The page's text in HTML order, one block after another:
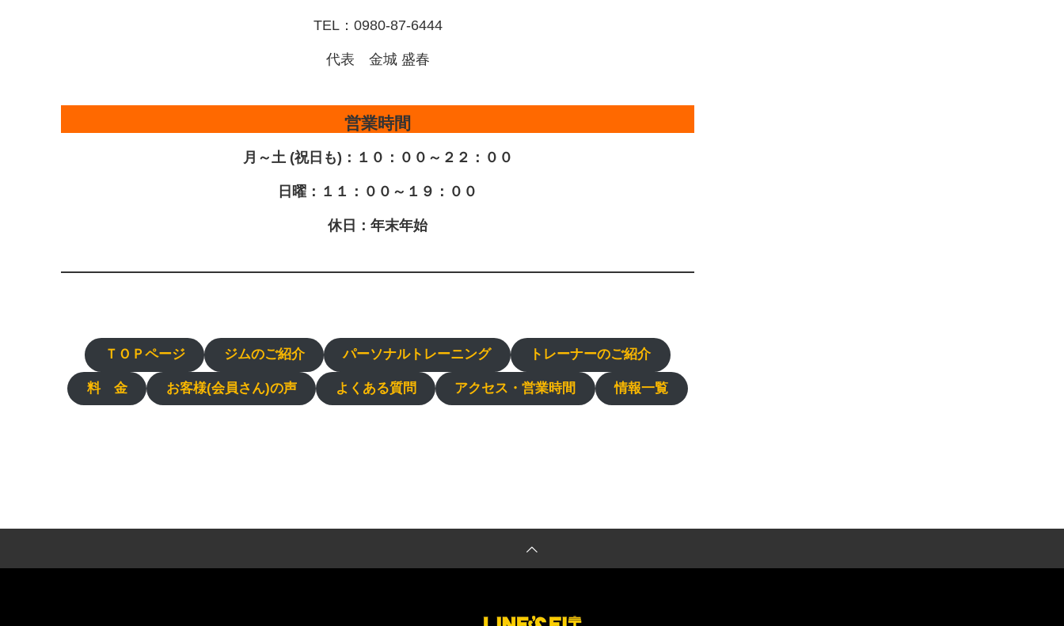
TEL：0980-87-6444
代表 金城 盛春
営業時間
月～土 (祝日も)：１０：００～２２：００
日曜：１１：００～１９：００
休日：年末年始
ＴＯＰページ ジムのご紹介 パーソナルトレーニング トレーナーのご紹介
料 金 お客様(会員さん)の声 よくある質問 アクセス・営業時間 情報一覧